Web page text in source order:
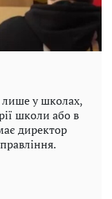
у школах,
школи або в
директор